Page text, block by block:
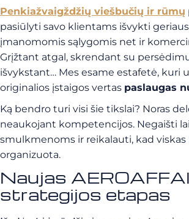
Penkiažvaigždžių viešbučių ir rūmų
pasiūlyti savo klientams išvykti
įmanomomis sąlygomis net ir
Grįžtant atgal, skrendant su
išvykstant… Mes esame estafetė, kuri
originalios įstaigos vertas paslaugas
Ką bendro turi visi šie tikslai? Noras
neaukojant kompetencijos. Negaišti
smulkmenoms ir reikalauti, kad
organizuota.
Naujas
strategijos etapas